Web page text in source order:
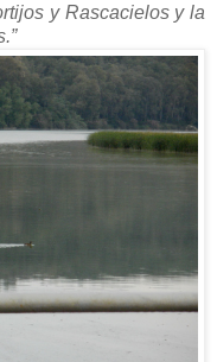
y Rascacielos y la